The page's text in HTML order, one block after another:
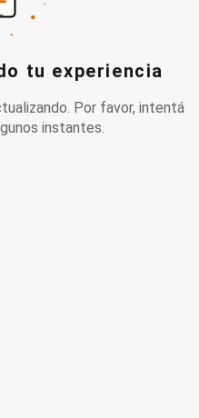
tu experiencia
Por favor, intentá
instantes.